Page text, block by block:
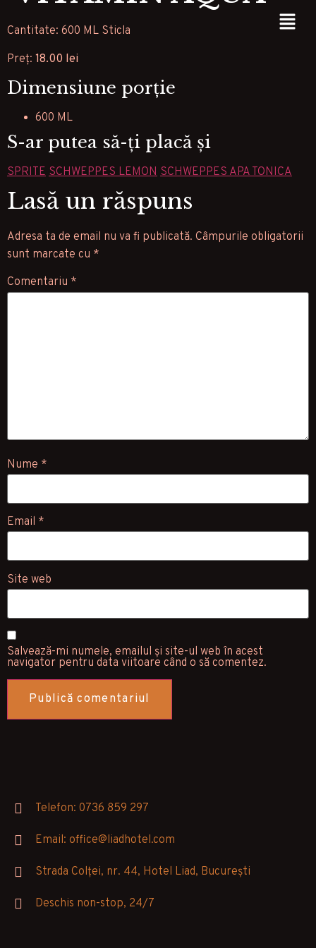
Cantitate: 600 ML Sticla
Preț: 18.00 lei
Dimensiune porție
600 ML
S-ar putea să-ți placă și
SPRITE SCHWEPPES LEMON SCHWEPPES APA TONICA
Lasă un răspuns
Adresa ta de email nu va fi publicată. Câmpurile obligatorii
sunt marcate cu *
Comentariu *
Nume *
Email *
Site web
Salvează-mi numele, emailul și site-ul web în acest
navigator pentru data viitoare când o să comentez.
Telefon: 0736 859 297
Email: office@liadhotel.com
Strada Colței, nr. 44, Hotel Liad, București
Deschis non-stop, 24/7